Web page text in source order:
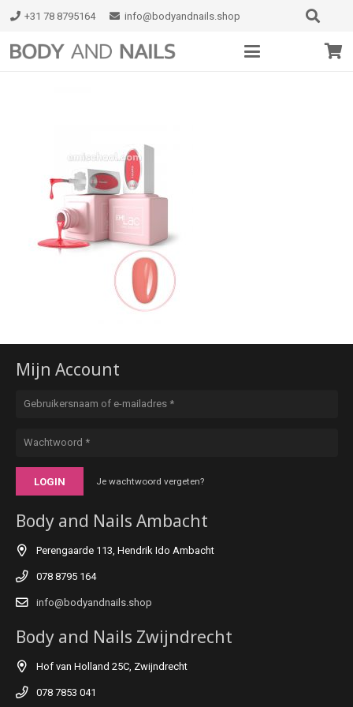
+31 78 8795164 info@bodyandnails.shop
Mijn Account
LOGIN Je wachtwoord vergeten?
Body and Nails Ambacht
Perengaarde 113, Hendrik Ido Ambacht
078 8795 164
info@bodyandnails.shop
Body and Nails Zwijndrecht
Hof van Holland 25C, Zwijndrecht
078 7853 041